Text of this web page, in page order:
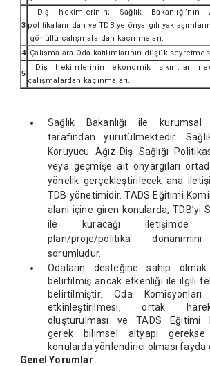
3
Diş hekimlerinin; Sağlık Bakanlığı’nın
politikalarından ve TDB ye önyargılı
gönüllü çalışmalardan kaçınmaları.
4 Çalışmalara Oda katılımlarının düşük
5
Diş hekimlerinin ekonomik sıkıntılar
çalışmalardan kaçınmaları.
Sağlık Bakanlığı ile
tarafından yürütülmektedir. Sağlık
Koruyucu Ağız-Diş Sağlığı
veya geçmişe ait önyargıları
yönelik gerçekleştirilecek ana
TDB yönetimidir. TADS Eğitimi
alanı içine giren konularda, TDB’yi
ile kuracağı iletişimde
plan/proje/politika
sorumludur.
Odaların desteğine sahip
belirtilmiş ancak etkenliği ile ilgili
belirtilmiştir. Oda
etkinleştirilmesi, ortak
oluşturulması ve TADS Eğitimi
gerek bilimsel altyapı
konularda yönlendirici olması fayda
Genel Yorumlar